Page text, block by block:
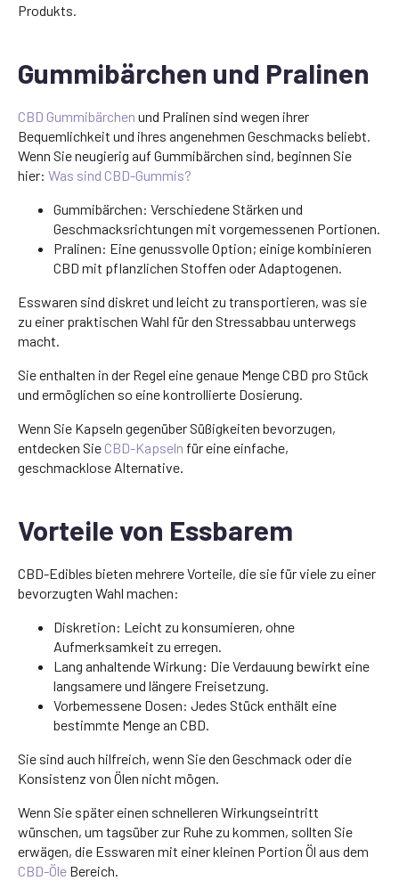
Produkts.
Gummibärchen und Pralinen
CBD Gummibärchen und Pralinen sind wegen ihrer
Bequemlichkeit und ihres angenehmen Geschmacks beliebt.
Wenn Sie neugierig auf Gummibärchen sind, beginnen Sie
hier: Was sind CBD-Gummis?
Gummibärchen: Verschiedene Stärken und
Geschmacksrichtungen mit vorgemessenen Portionen.
Pralinen: Eine genussvolle Option; einige kombinieren
CBD mit pflanzlichen Stoffen oder Adaptogenen.
Esswaren sind diskret und leicht zu transportieren, was sie
zu einer praktischen Wahl für den Stressabbau unterwegs
macht.
Sie enthalten in der Regel eine genaue Menge CBD pro Stück
und ermöglichen so eine kontrollierte Dosierung.
Wenn Sie Kapseln gegenüber Süßigkeiten bevorzugen,
entdecken Sie CBD-Kapseln für eine einfache,
geschmacklose Alternative.
Vorteile von Essbarem
CBD-Edibles bieten mehrere Vorteile, die sie für viele zu einer
bevorzugten Wahl machen:
Diskretion: Leicht zu konsumieren, ohne
Aufmerksamkeit zu erregen.
Lang anhaltende Wirkung: Die Verdauung bewirkt eine
langsamere und längere Freisetzung.
Vorbemessene Dosen: Jedes Stück enthält eine
bestimmte Menge an CBD.
Sie sind auch hilfreich, wenn Sie den Geschmack oder die
Konsistenz von Ölen nicht mögen.
Wenn Sie später einen schnelleren Wirkungseintritt
wünschen, um tagsüber zur Ruhe zu kommen, sollten Sie
erwägen, die Esswaren mit einer kleinen Portion Öl aus dem
CBD-Öle Bereich.